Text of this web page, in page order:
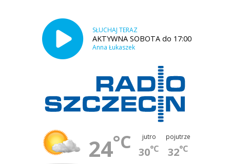
SŁUCHAJ TERAZ
AKTYWNA SOBOTA do 17:00
Anna Łukaszek
24°C jutro
30°C
pojutrze
32°C